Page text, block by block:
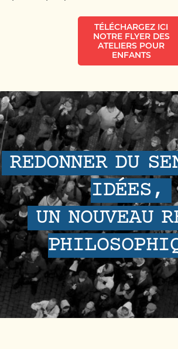
TÉLÉCHARGEZ ICI
NOTRE FLYER DES
ATELIERS POUR
ENFANTS
REDONNER DU
IDÉES,
UN NOUVEAU